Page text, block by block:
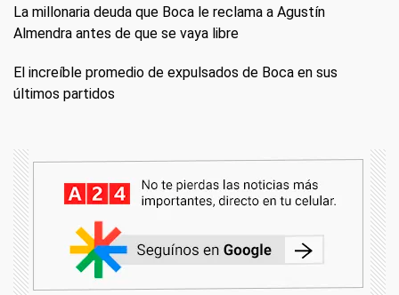
La millonaria deuda que Boca le reclama a Agustín
Almendra antes de que se vaya libre
El increíble promedio de expulsados de Boca en sus
últimos partidos